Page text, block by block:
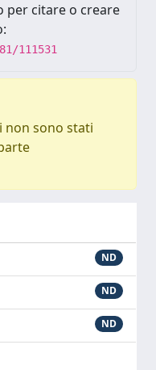
per citare o creare
111531
non sono stati
ND
ND
ND